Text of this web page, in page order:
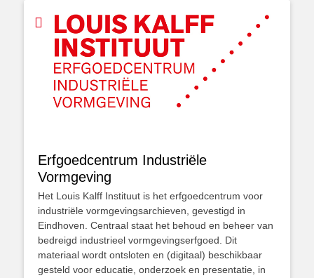
Erfgoedcentrum Industriële
Vormgeving
Het Louis Kalff Instituut is het erfgoedcentrum voor
industriële vormgevingsarchieven, gevestigd in
Eindhoven. Centraal staat het behoud en beheer van
bedreigd industrieel vormgevingserfgoed. Dit
materiaal wordt ontsloten en (digitaal) beschikbaar
gesteld voor educatie, onderzoek en presentatie, in